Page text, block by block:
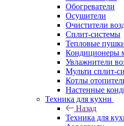
Обогреватели
Осушители
Очистители
Сплит-системы
Тепловые
Кондиционеры
Увлажнители
Мульти сплит-
Котлы
Настенные
Техника для кухни
Назад
Техника для